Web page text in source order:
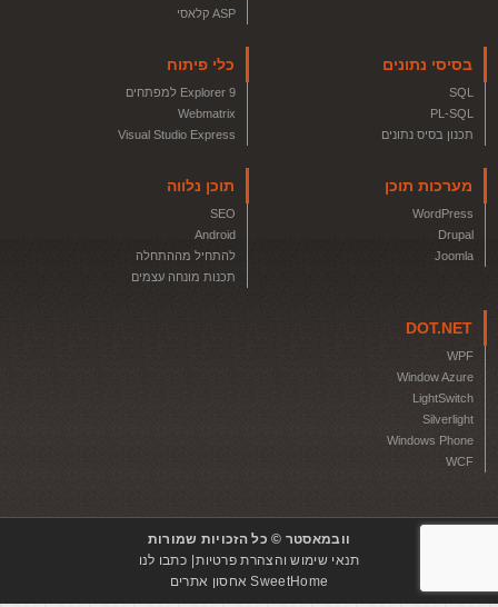
ASP קלאסי
בסיסי נתונים
SQL
PL-SQL
תכנון בסיס נתונים
כלי פיתוח
Explorer 9 למפתחים
Webmatrix
Visual Studio Express
מערכות תוכן
WordPress
Drupal
Joomla
תוכן נלווה
SEO
Android
להתחיל מההתחלה
תכנות מונחה עצמים
DOT.NET
WPF
Window Azure
LightSwitch
Silverlight
Windows Phone
WCF
וובמאסטר © כל הזכויות שמורות
תנאי שימוש והצהרת פרטיות כתבו לנו
SweetHome אחסון אתרים